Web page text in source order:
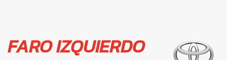
FARO IZQUIERDO